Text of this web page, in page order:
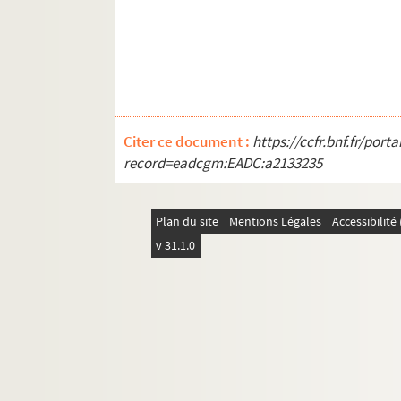
ORG C.16/3. Partitions de Pompilio,
ORG C.16/3. Partitions de Poncin,
ORG C.16/3. Partitions de Popy
ORG C.16/3. Partitions de Popy,
Citer ce document : https://ccfr.bnf.fr/
record=eadcgm:EADC:a2133235
Plan du site Mentions Légales
v 31.1.0